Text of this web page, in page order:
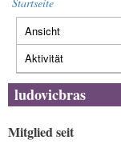
Pfadnavigation
Primäre
Reiter
Ansicht
Reiter)
Aktivität
ludovicbras
Mitglied seit